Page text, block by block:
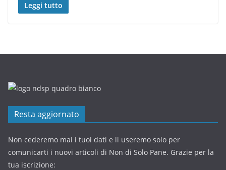
Leggi tutto
Resta aggiornato
Non cederemo mai i tuoi dati e li useremo solo per
comunicarti i nuovi articoli di Non di Solo Pane. Grazie per la
tua iscrizione: